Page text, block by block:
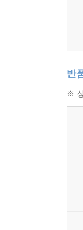
반
※